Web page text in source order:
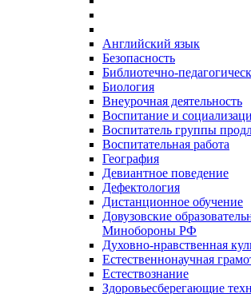
Английский язык
Безопасность
Библиотечно-
Биология
Внеурочная деятельность
Воспитание и
Воспитатель группы
Воспитательная работа
География
Девиантное поведение
Дефектология
Дистанционное обучение
Довузовские
Минобороны РФ
Духовно‑нравственная
Естественнонаучная
Естествознание
Здоровьесберегающие